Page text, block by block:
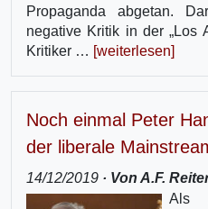
Propaganda abgetan.
negative Kritik in der „Los
Kritiker … [weiterlesen]
Noch einmal Peter
der liberale
14/12/2019 · Von A.F.
Als